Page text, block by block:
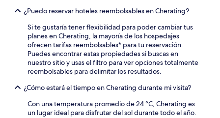
¿Puedo reservar hoteles reembolsables en Cherating?
Si te gustaría tener flexibilidad para poder cambiar tus
planes en Cherating, la mayoría de los hospedajes
ofrecen tarifas reembolsables* para tu reservación.
Puedes encontrar estas propiedades si buscas en
nuestro sitio y usas el filtro para ver opciones totalmente
reembolsables para delimitar los resultados.
¿Cómo estará el tiempo en Cherating durante mi visita?
Con una temperatura promedio de 24 °C, Cherating es
un lugar ideal para disfrutar del sol durante todo el año.